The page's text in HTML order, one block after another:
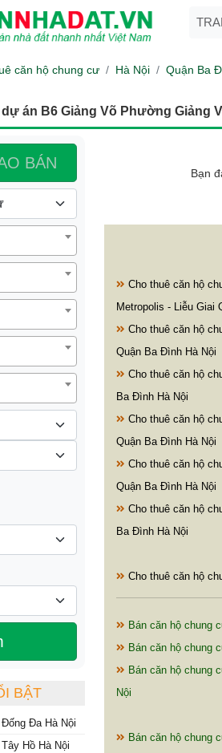
căn hộ chung cư Hà Nội Quận Ba
án B6 Giảng Võ Phường Giảng
BÁN
BẬT
Đa Hà Nội
Hồ Hà Nội
Bạn
Cho thuê căn hộ
Metropolis - Liễu Giai
Cho thuê căn hộ
Quận Ba Đình Hà Nội
Cho thuê căn hộ
Ba Đình Hà Nội
Cho thuê căn hộ
Quận Ba Đình Hà Nội
Cho thuê căn hộ
Quận Ba Đình Hà Nội
Cho thuê căn hộ
Ba Đình Hà Nội
Cho thuê căn hộ
Bán căn hộ chung
Bán căn hộ chung
Bán căn hộ chung
Nội
Bán căn hộ chung